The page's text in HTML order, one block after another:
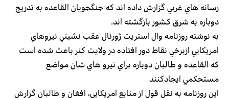
رسانه هاي غربي گزارش داده اند كه جنگجویان القاعده به تدریج
دوباره به شرق كشور بازگشته اند.
به نوشته روزنامه وال استريت ژورنال عقب نشيني نيروهاي
امريكايي ازبرخي نقاط دور افتاده در ولايت كنر باعث شده است
كه القاعده و طالبان دوباره براي نيرو هاي شان مواضع
مستحكمي ايجادكنند
اين روزنامه به نقل قول از منابع امریکایی، افغان و طالبان گزارش